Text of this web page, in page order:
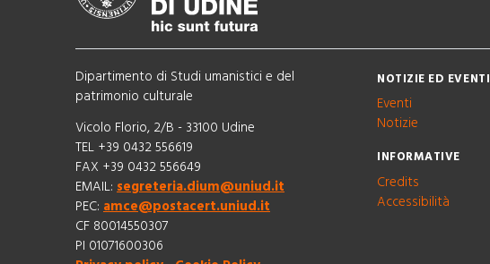
Dipartimento di Studi umanistici e del
patrimonio culturale
Vicolo Florio, 2/B - 33100 Udine
TEL +39 0432 556619
FAX +39 0432 556649
EMAIL: segreteria.dium@uniud.it
PEC: amce@postacert.uniud.it
CF 80014550307
PI 01071600306
NOTIZIE ED EVENTI
Eventi
Notizie
INFORMATIVE
Credits
Accessibilità